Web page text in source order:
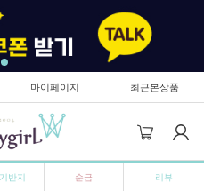
마이페이지 최근본상품
반지 순금 리뷰